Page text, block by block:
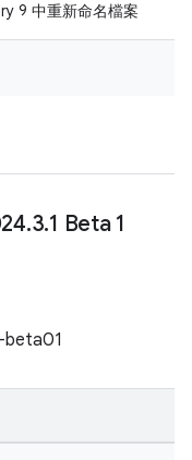
9 中重新命名檔案
.3.1 Beta 1
beta01